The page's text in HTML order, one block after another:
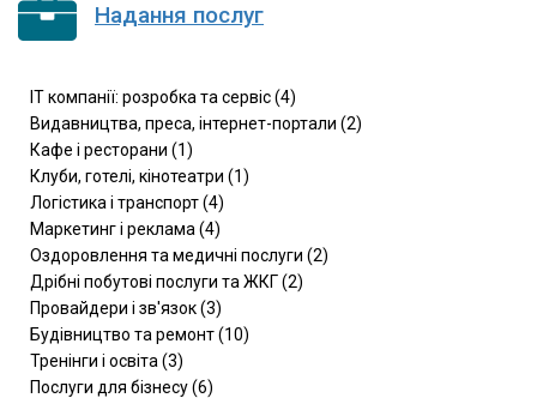
Надання послуг
IT компанії: розробка та сервіс (4)
Видавництва, преса, інтернет-портали (2)
Кафе і ресторани (1)
Клуби, готелі, кінотеатри (1)
Логістика і транспорт (4)
Маркетинг і реклама (4)
Оздоровлення та медичні послуги (2)
Дрібні побутові послуги та ЖКГ (2)
Провайдери і зв'язок (3)
Будівництво та ремонт (10)
Тренінги і освіта (3)
Послуги для бізнесу (6)